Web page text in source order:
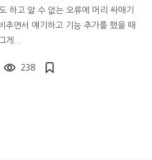
하고 알 수 없는 오류에 머리 싸매기
추면서 얘기하고 기능 추가를 했을 때
게...
238